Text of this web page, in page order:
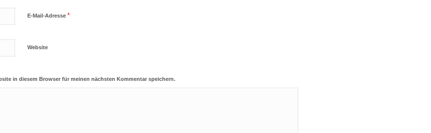
E-Mail-Adresse *
Website
in diesem Browser für meinen nächsten Kommentar speichern.